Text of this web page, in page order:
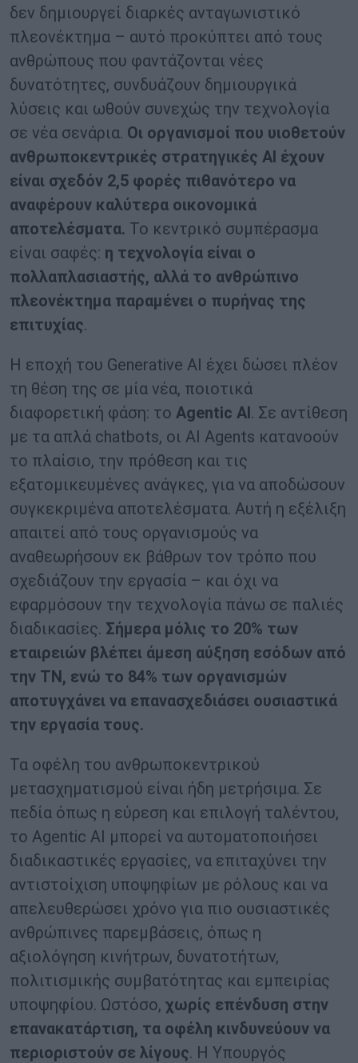
δεν δημιουργεί διαρκές ανταγωνιστικό
πλεονέκτημα – αυτό προκύπτει από τους
ανθρώπους που φαντάζονται νέες
δυνατότητες, συνδυάζουν δημιουργικά
λύσεις και ωθούν συνεχώς την τεχνολογία
σε νέα σενάρια. Οι οργανισμοί που υιοθετούν
ανθρωποκεντρικές στρατηγικές ΑΙ έχουν
είναι σχεδόν 2,5 φορές πιθανότερο να
αναφέρουν καλύτερα οικονομικά
αποτελέσματα. Το κεντρικό συμπέρασμα
είναι σαφές: η τεχνολογία είναι ο
πολλαπλασιαστής, αλλά το ανθρώπινο
πλεονέκτημα παραμένει ο πυρήνας της
επιτυχίας.
Η εποχή του Generative AI έχει δώσει πλέον
τη θέση της σε μία νέα, ποιοτικά
διαφορετική φάση: τo Agentic AI . Σε αντίθεση
με τα απλά chatbots, οι AI Agents κατανοούν
το πλαίσιο, την πρόθεση και τις
εξατομικευμένες ανάγκες, για να αποδώσουν
συγκεκριμένα αποτελέσματα. Αυτή η εξέλιξη
απαιτεί από τους οργανισμούς να
αναθεωρήσουν εκ βάθρων τον τρόπο που
σχεδιάζουν την εργασία – και όχι να
εφαρμόσουν την τεχνολογία πάνω σε παλιές
διαδικασίες. Σήμερα μόλις το 20% των
εταιρειών βλέπει άμεση αύξηση εσόδων από
την ΤΝ, ενώ το 84% των οργανισμών
αποτυγχάνει να επανασχεδιάσει ουσιαστικά
την εργασία τους.
Τα οφέλη του ανθρωποκεντρικού
μετασχηματισμού είναι ήδη μετρήσιμα. Σε
πεδία όπως η εύρεση και επιλογή ταλέντου,
το Agentic AI μπορεί να αυτοματοποιήσει
διαδικαστικές εργασίες, να επιταχύνει την
αντιστοίχιση υποψηφίων με ρόλους και να
απελευθερώσει χρόνο για πιο ουσιαστικές
ανθρώπινες παρεμβάσεις, όπως η
αξιολόγηση κινήτρων, δυνατοτήτων,
πολιτισμικής συμβατότητας και εμπειρίας
υποψηφίου. Ωστόσο, χωρίς επένδυση στην
επανακατάρτιση, τα οφέλη κινδυνεύουν να
περιοριστούν σε λίγους. Η Υπουργός